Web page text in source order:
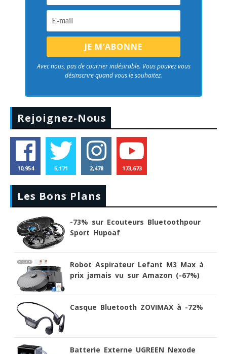
Avec nous, pas de courrier indésirable. Vous pouvez vous
désinscrire quand vous le souhaitez.
Rejoignez-Nous
10,954 5,171 2,478 173,673
Les Bons Plans
-73% sur Ecouteurs Bluetoothpour
Sport Hupoaf
Robot Aspirateur Lefant M3 Max à
prix jamais vu sur Amazon (-67%)
Casque Bluetooth ZOVIMAX à -72%
Batterie Externe UGREEN Nexode